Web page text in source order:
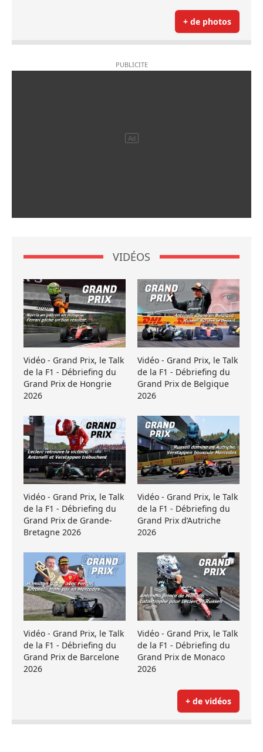
+ de photos
VIDÉOS
Vidéo - Grand Prix, le Talk
de la F1 - Débriefing du
Grand Prix de Hongrie
2026
Vidéo - Grand Prix, le Talk
de la F1 - Débriefing du
Grand Prix de Belgique
2026
Vidéo - Grand Prix, le Talk
de la F1 - Débriefing du
Grand Prix de Grande-
Bretagne 2026
Vidéo - Grand Prix, le Talk
de la F1 - Débriefing du
Grand Prix d’Autriche
2026
Vidéo - Grand Prix, le Talk
de la F1 - Débriefing du
Grand Prix de Barcelone
2026
Vidéo - Grand Prix, le Talk
de la F1 - Débriefing du
Grand Prix de Monaco
2026
+ de vidéos